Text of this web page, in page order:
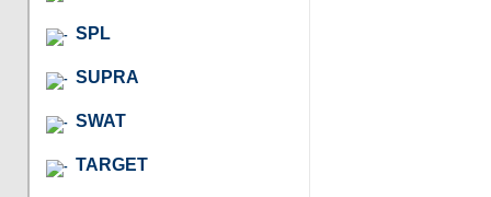
SPL
SUPRA
SWAT
TARGET